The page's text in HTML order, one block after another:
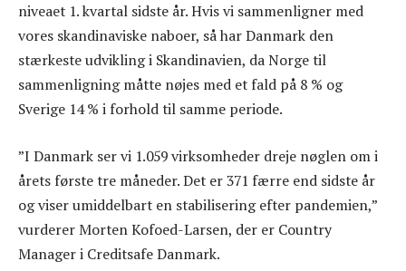
niveaet 1. kvartal sidste år. Hvis vi sammenligner med
vores skandinaviske naboer, så har Danmark den
stærkeste udvikling i Skandinavien, da Norge til
sammenligning måtte nøjes med et fald på 8 % og
Sverige 14 % i forhold til samme periode.
”I Danmark ser vi 1.059 virksomheder dreje nøglen om i
årets første tre måneder. Det er 371 færre end sidste år
og viser umiddelbart en stabilisering efter pandemien,”
vurderer Morten Kofoed-Larsen, der er Country
Manager i Creditsafe Danmark.